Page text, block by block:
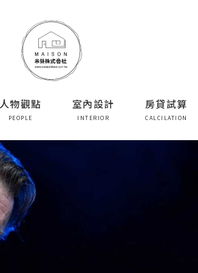
人物觀點
PEOPLE
室內設計
INTERIOR
房貸試算
CALCILATION